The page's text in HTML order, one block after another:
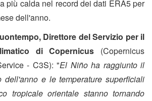
più calda nel record dei dati ERA5 per
dell'anno.
Direttore delServizio per il
di Copernicus (Copernicus
- C3S): "El Niño ha raggiunto il
dell'anno e le temperature superficiali
tropicale orientale stanno tornando